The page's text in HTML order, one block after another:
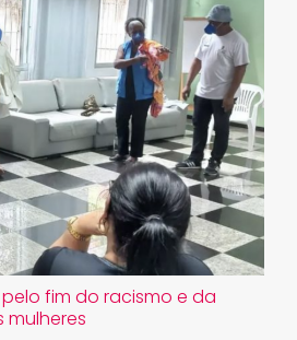
pelo fim do racismo e da